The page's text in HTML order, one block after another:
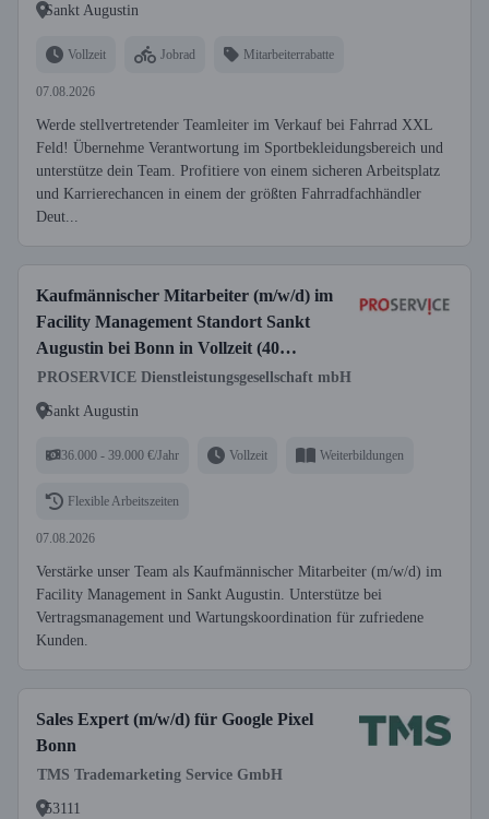
Sankt Augustin
Vollzeit Jobrad Mitarbeiterrabatte
07.08.2026
Werde stellvertretender Teamleiter im Verkauf bei Fahrrad XXL
Feld! Übernehme Verantwortung im Sportbekleidungsbereich und
unterstütze dein Team. Profitiere von einem sicheren Arbeitsplatz
und Karrierechancen in einem der größten Fahrradfachhändler
Deut...
Kaufmännischer Mitarbeiter (m/w/d) im
Facility Management Standort Sankt
Augustin bei Bonn in Vollzeit (40
Wochenstunden)
PROSERVICE Dienstleistungsgesellschaft mbH
Sankt Augustin
36.000 - 39.000 €/Jahr Vollzeit Weiterbildungen
Flexible Arbeitszeiten
07.08.2026
Verstärke unser Team als Kaufmännischer Mitarbeiter (m/w/d) im
Facility Management in Sankt Augustin. Unterstütze bei
Vertragsmanagement und Wartungskoordination für zufriedene
Kunden.
Sales Expert (m/w/d) für Google Pixel
Bonn
TMS Trademarketing Service GmbH
53111